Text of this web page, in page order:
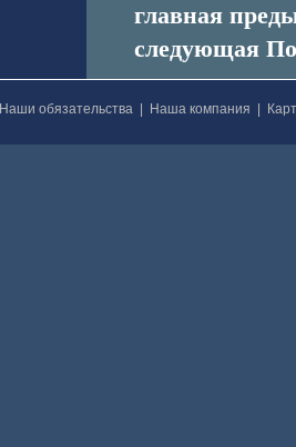
главная
следующая
Наши обязательства Наша компания